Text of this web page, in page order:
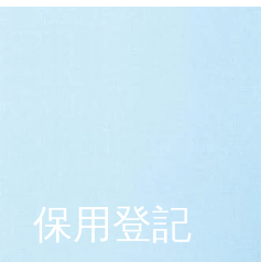
保用登記